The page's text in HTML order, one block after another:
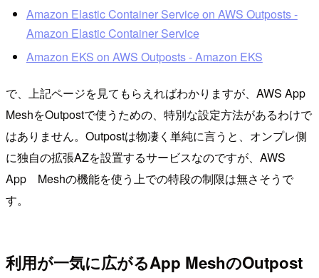
Amazon Elastic Container Service on AWS Outposts -
Amazon Elastic Container Service
Amazon EKS on AWS Outposts - Amazon EKS
で、上記ページを見てもらえればわかりますが、AWS App
MeshをOutpostで使うための、特別な設定方法があるわけで
はありません。Outpostは物凄く単純に言うと、オンプレ側
に独自の拡張AZを設置するサービスなのですが、AWS
App Meshの機能を使う上での特段の制限は無さそうで
す。
利用が一気に広がるApp MeshのOutpost